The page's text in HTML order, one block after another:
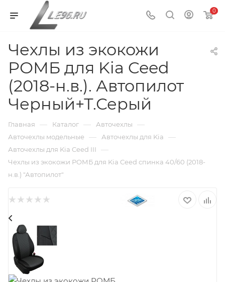
0
Чехлы из экокожи
РОМБ для Kia Ceed
(2018-н.в.). Автопилот
Черный+Т.Серый
Главная — Каталог — Авточехлы —
Авточехлы модельные — Авточехлы для Kia —
Авточехлы для Kia Ceed III —
Чехлы из экокожи РОМБ для Kia Ceed спинка 40/60 (2018-
н.в.) "Автопилот"